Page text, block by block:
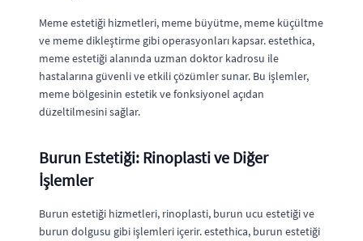
Meme estetiği hizmetleri, meme büyütme, meme küçültme
ve meme dikleştirme gibi operasyonları kapsar. estethica,
meme estetiği alanında uzman doktor kadrosu ile
hastalarına güvenli ve etkili çözümler sunar. Bu işlemler,
meme bölgesinin estetik ve fonksiyonel açıdan
düzeltilmesini sağlar.
Burun Estetiği: Rinoplasti ve Diğer
İşlemler
Burun estetiği hizmetleri, rinoplasti, burun ucu estetiği ve
burun dolgusu gibi işlemleri içerir. estethica, burun estetiği